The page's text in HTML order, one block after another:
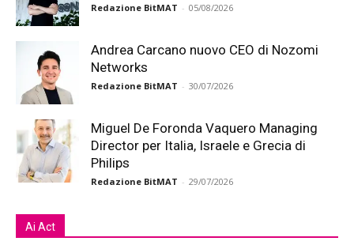
Redazione BitMAT - 05/08/2026
Andrea Carcano nuovo CEO di Nozomi
Networks
Redazione BitMAT - 30/07/2026
Miguel De Foronda Vaquero Managing
Director per Italia, Israele e Grecia di
Philips
Redazione BitMAT - 29/07/2026
Ai Act